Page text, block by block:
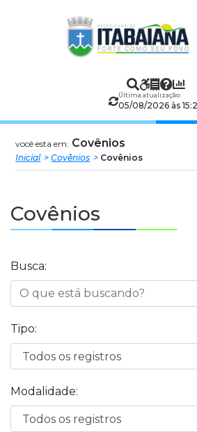
Prefeitura
Municipal
Itabaiana
Última atualização:
05/08/2026 às
você esta em: Covênios
Inicial Covênios Covênios
Covênios
Busca:
Tipo:
Modalidade: